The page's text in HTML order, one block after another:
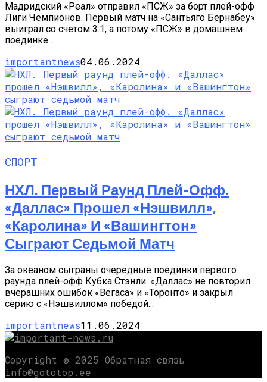
Мадридский «Реал» отправил «ПСЖ» за борт плей-офф
Лиги Чемпионов. Первый матч на «Сантьяго Бернабеу»
выиграл со счетом 3:1, а потому «ПСЖ» в домашнем
поединке...
importantnews04.06.2024
СПОРТ
НХЛ. Первый Раунд Плей-Офф.
«Даллас» Прошел «Нэшвилл»,
«Каролина» И «Вашингтон»
Сыграют Седьмой Матч
За океаном сыграны очередные поединки первого
раунда плей-офф Кубка Стэнли. «Даллас» не повторил
вчерашних ошибок «Вегаса» и «Торонто» и закрыл
серию с «Нэшвиллом» победой...
importantnews11.06.2024
Copyright © 2025 Обратная связь
info@gototop.ee